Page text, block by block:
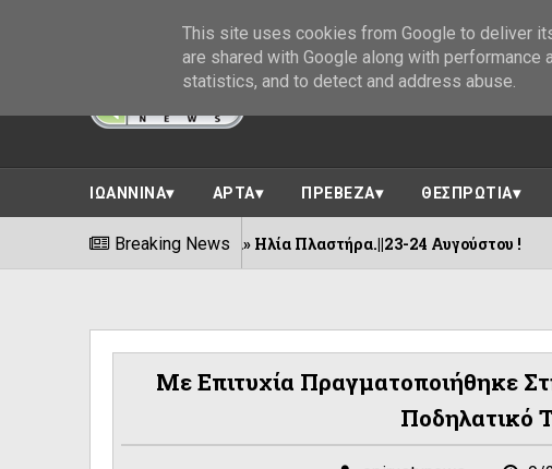
ΙΩΑΝΝΙΝΑ ΑΡΤΑ ΠΡΕΒΕΖΑ ΘΕΣΠΡΩΤΙΑ
Breaking News
Ηλία Πλαστήρα.||23-24 Αυγούστου ! 08/08/2026
Με Επιτυχία Πραγματοποιήθηκε
Ποδηλατικό
This site uses cookies from Google to deliver
are shared with Google along with
statistics, and to detect and address abuse.